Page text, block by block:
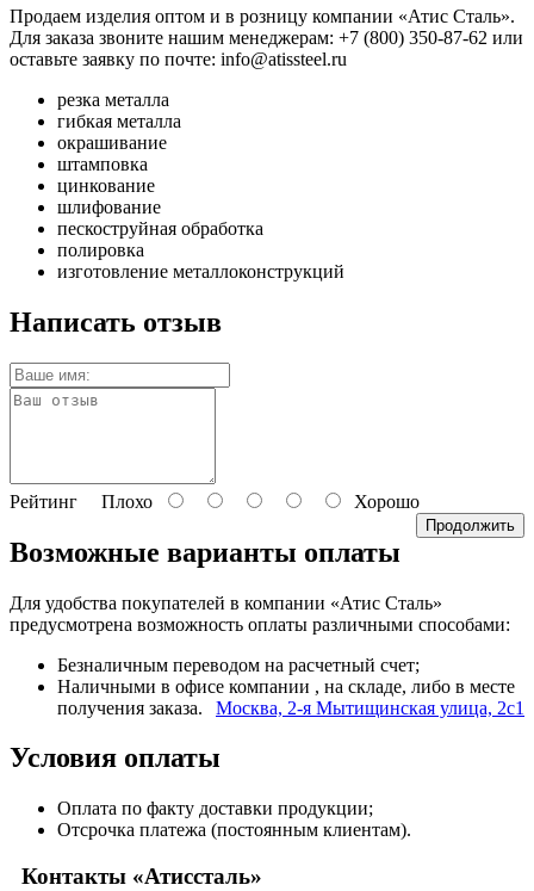
Продаем изделия оптом и в розницу компании «Атис Сталь».
Для заказа звоните нашим менеджерам: +7 (800) 350-87-62 или
оставьте заявку по почте: info@atissteel.ru
резка металла
гибкая металла
окрашивание
штамповка
цинкование
шлифование
пескоструйная обработка
полировка
изготовление металлоконструкций
Написать отзыв
Рейтинг Плохо Хорошо
Продолжить
Возможные варианты оплаты
Для удобства покупателей в компании «Атис Сталь»
предусмотрена возможность оплаты различными способами:
Безналичным переводом на расчетный счет;
Наличными в офисе компании
Москва, 2-я Мытищинская улица, 2с1
, на складе, либо в месте
получения заказа.
Условия оплаты
Оплата по факту доставки продукции;
Отсрочка платежа (постоянным клиентам).
Контакты «Атиссталь»